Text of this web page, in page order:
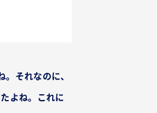
それなのに、
よね。これに